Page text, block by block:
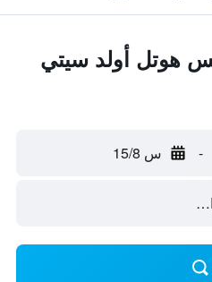
هوتل أولد سيتي
- س 15/8